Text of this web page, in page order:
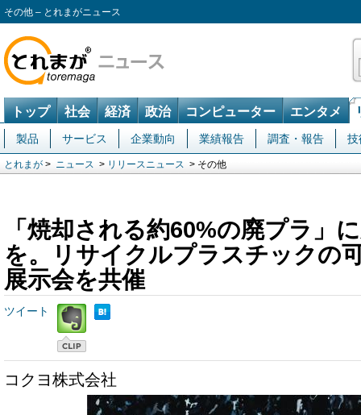
その他 – とれまがニュース
トップ 社会 経済 政治 コンピューター エンタメ
製品 サービス 企業動向 業績報告 調査・報告 技
とれまが > ニュース > リリースニュース > その他
「焼却される約60%の廃プラ」
を。リサイクルプラスチックの
展示会を共催
ツイート
コクヨ株式会社